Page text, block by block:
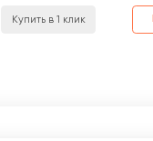
Купить в 1 клик